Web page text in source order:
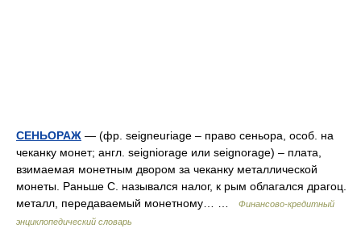
СЕНЬОРАЖ — (фр. seigneuriage – право сеньора, особ. на
чеканку монет; англ. seigniorage или seignorage) – плата,
взимаемая монетным двором за чеканку металлической
монеты. Раньше С. назывался налог, к рым облагался драгоц.
металл, передаваемый монетному… …
Финансово-кредитный
энциклопедический словарь